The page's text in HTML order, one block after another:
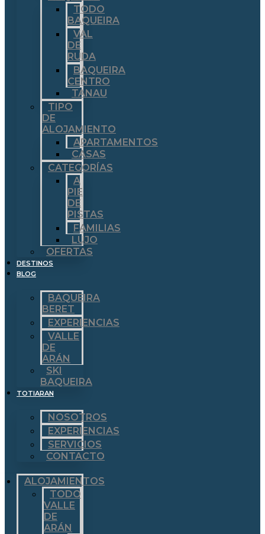
TODO
BAQUEIRA
VAL
DE
RUDA
BAQUEIRA
CENTRO
TANAU
TIPO
DE
ALOJAMIENTO
APARTAMENTOS
CASAS
CATEGORÍAS
A
PIE
DE
PISTAS
FAMILIAS
LUJO
OFERTAS
DESTINOS
BLOG
BAQUEIRA
BERET
EXPERIENCIAS
VALLE
DE
ARÁN
SKI
BAQUEIRA
TOTIARAN
NOSOTROS
EXPERIENCIAS
SERVICIOS
CONTACTO
ALOJAMIENTOS
TODO
VALLE
DE
ARÁN